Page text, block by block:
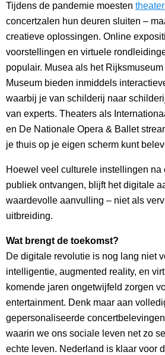
Tijdens de pandemie moesten
concertzalen hun deuren sluiten –
creatieve oplossingen. Online
voorstellingen en virtuele
populair. Musea als het
Museum bieden inmiddels
waarbij je van schilderij naar
van experts. Theaters als
en De Nationale Opera & Ballet
je thuis op je eigen scherm kunt
Hoewel veel culturele instellingen na
publiek ontvangen, blijft het digitale
waardevolle aanvulling – niet als
uitbreiding.
Wat brengt de toekomst?
De digitale revolutie is nog lang niet
intelligentie, augmented reality, en
komende jaren ongetwijfeld zorgen
entertainment. Denk maar aan
gepersonaliseerde
waarin we ons sociale leven net zo
echte leven. Nederland is klaar voor